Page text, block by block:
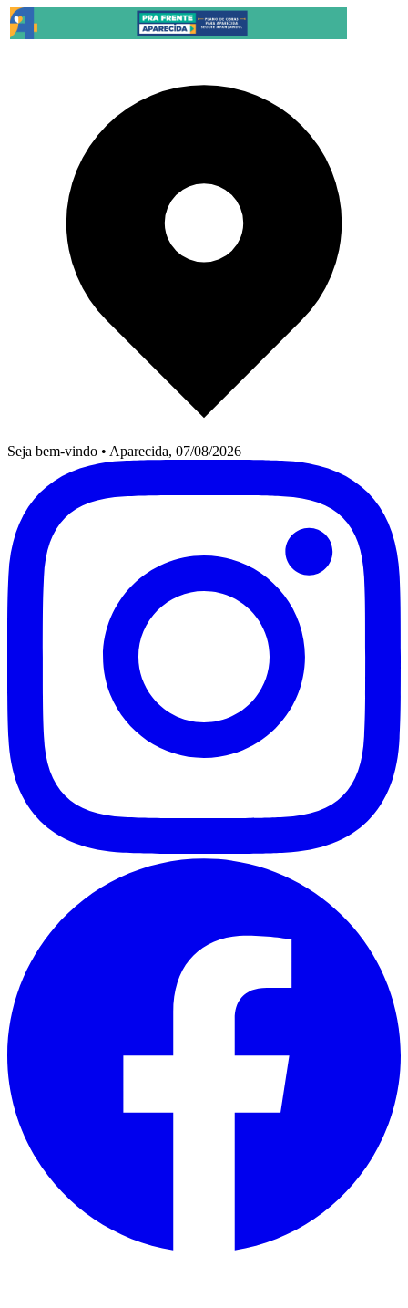
Pular para o conteúdo
Seja bem-vindo • Aparecida, 07/08/2026